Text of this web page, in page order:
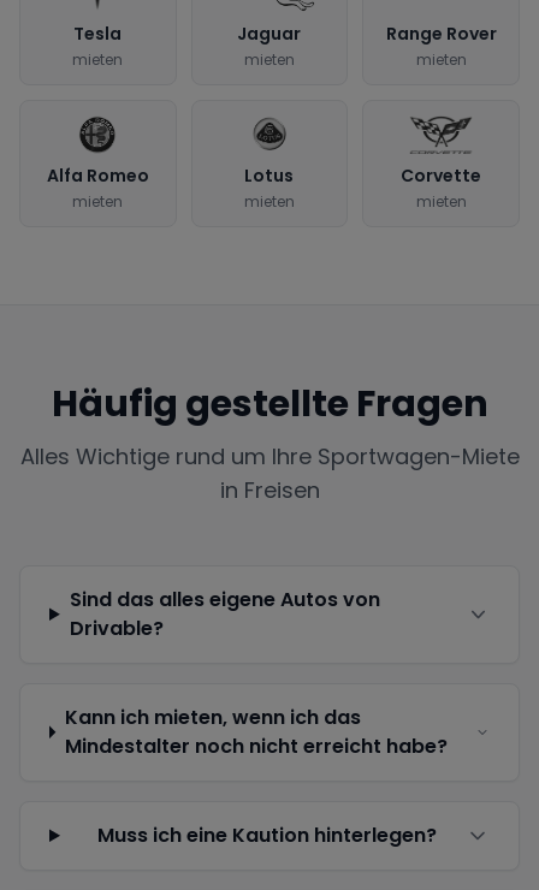
Tesla
mieten
Jaguar
mieten
Range Rover
mieten
Alfa Romeo
mieten
Lotus
mieten
Corvette
mieten
Häufig gestellte Fragen
Alles Wichtige rund um Ihre Sportwagen-Miete
in Freisen
Sind das alles eigene Autos von
Drivable?
Kann ich mieten, wenn ich das
Mindestalter noch nicht erreicht habe?
Muss ich eine Kaution hinterlegen?